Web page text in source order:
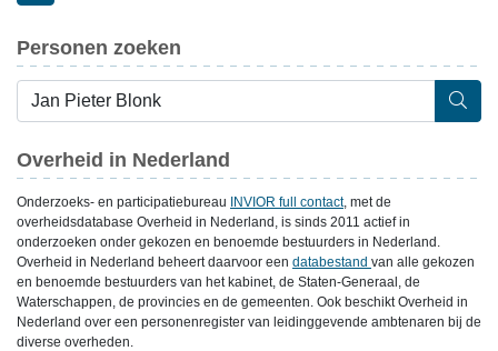
Personen zoeken
Overheid in Nederland
Onderzoeks- en participatiebureau INVIOR full contact, met de
overheidsdatabase Overheid in Nederland, is sinds 2011 actief in
onderzoeken onder gekozen en benoemde bestuurders in Nederland.
Overheid in Nederland beheert daarvoor een databestand van alle gekozen
en benoemde bestuurders van het kabinet, de Staten-Generaal, de
Waterschappen, de provincies en de gemeenten. Ook beschikt Overheid in
Nederland over een personenregister van leidinggevende ambtenaren bij de
diverse overheden.